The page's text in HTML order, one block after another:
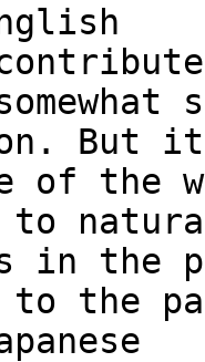
But
of the
in the
to the